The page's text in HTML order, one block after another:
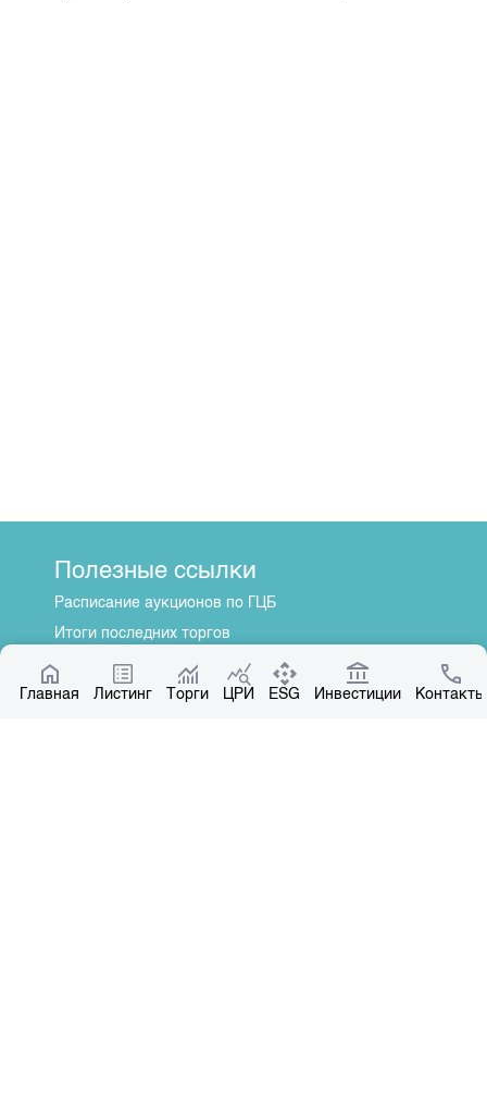
Главная Листинг Торги ЦРИ ESG Инвестиции Контакты
Полезные ссылки
Расписание аукционов по ГЦБ
Итоги последних торгов
Котировки по ЦБ
Центр раскрытия информации